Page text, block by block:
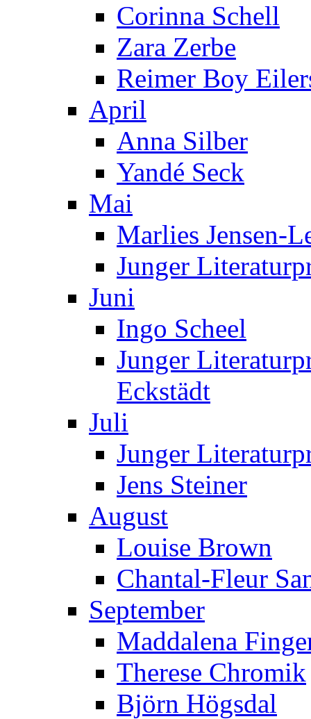
Corinna Schell
Zara Zerbe
Reimer Boy
April
Anna Silber
Yandé Seck
Mai
Marlies Jensen-
Junger
Juni
Ingo Scheel
Junger
Eckstädt
Juli
Junger
Jens Steiner
August
Louise Brown
Chantal-Fleur
September
Maddalena
Therese Chromik
Björn Högsdal